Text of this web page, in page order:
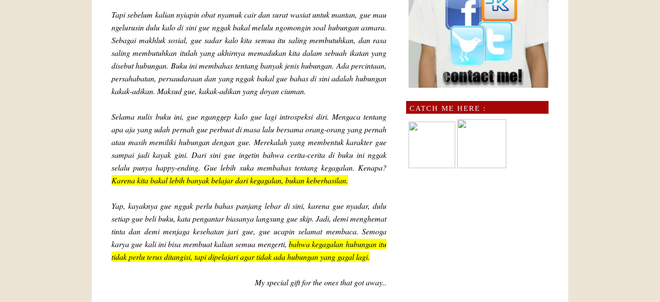
Tapi sebelum kalian nyiapin obat nyamuk cair dan surat wasiat untuk mantan, gue mau
ngelurusin dulu kalo di sini gue nggak bakal melulu ngomongin soal hubungan asmara.
Sebagai makhluk sosial, gue sadar kalo kita semua itu saling membutuhkan, dan rasa
saling membutuhkan itulah yang akhirnya memadukan kita dalam sebuah ikatan yang
disebut hubungan. Buku ini membahas tentang banyak jenis hubungan. Ada percintaan,
persahabatan, persaudaraan dan yang nggak bakal gue bahas di sini adalah hubungan
kakak-adikan. Maksud gue, kakak-adikan yang doyan ciuman.
Selama nulis buku ini, gue nganggep kalo gue lagi introspeksi diri. Mengaca tentang
apa aja yang udah pernah gue perbuat di masa lalu bersama orang-orang yang pernah
atau masih memiliki hubungan dengan gue. Merekalah yang membentuk karakter gue
sampai jadi kayak gini. Dari sini gue ingetin bahwa cerita-cerita di buku ini nggak
selalu punya happy-ending. Gue lebih suka membahas tentang kegagalan. Kenapa?
Karena kita bakal lebih banyak belajar dari kegagalan, bukan keberhasilan.
Yap, kayaknya gue nggak perlu bahas panjang lebar di sini, karena gue nyadar, dulu
setiap gue beli buku, kata pengantar biasanya langsung gue skip. Jadi, demi menghemat
tinta dan demi menjaga kesehatan jari gue, gue ucapin selamat membaca. Semoga
karya gue kali ini bisa membuat kalian semua mengerti, bahwa kegagalan hubungan itu
tidak perlu terus ditangisi, tapi dipelajari agar tidak ada hubungan yang gagal lagi.
My special gift for the ones that got away..
CATCH ME HERE :